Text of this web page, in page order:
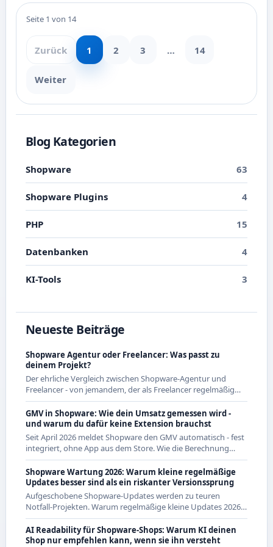
Blog Kategorien
Shopware 63
Shopware Plugins 4
PHP 15
Datenbanken 4
KI-Tools 3
Neueste Beiträge
Shopware Agentur oder Freelancer: Was passt zu
deinem Projekt?
Der ehrliche Vergleich zwischen Shopware-Agentur und
Freelancer - von jemandem, der als Freelancer regelmäßig
mit Agenturen zusammenarbeitet und beide Seiten kennt.
GMV in Shopware: Wie dein Umsatz gemessen wird -
und warum du dafür keine Extension brauchst
Seit April 2026 meldet Shopware den GMV automatisch - fest
integriert, ohne App aus dem Store. Wie die Berechnung
genau funktioniert und was das für CE-Händler bedeutet.
Shopware Wartung 2026: Warum kleine regelmäßige
Updates besser sind als ein riskanter Versionssprung
Aufgeschobene Shopware-Updates werden zu teuren
Notfall-Projekten. Warum regelmäßige kleine Updates 2026
die wirtschaftlichere Strategie sind - mit Beispielen aus den
letzten Releases.
AI Readability für Shopware-Shops: Warum KI deinen
Shop nur empfehlen kann, wenn sie ihn versteht
Seite 1 von 14
Zurück 1 2 3 … 14
Weiter